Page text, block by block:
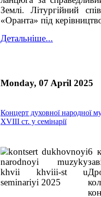
Землі. Літургійний
«Оранта» під
Детальніше...
Monday, 07 April 2025
Концерт духовної народної
XVIII ст. у семінарії
6